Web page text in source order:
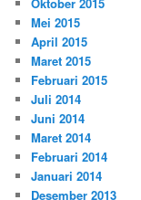
Mei 2015
April 2015
Maret 2015
Februari 2015
Juli 2014
Juni 2014
Maret 2014
Februari 2014
Januari 2014
Desember 2013